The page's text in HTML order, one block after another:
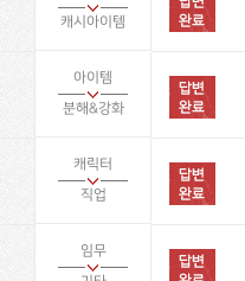
캐시아이템
아이템
분해&강화
캐릭터
직업
임무